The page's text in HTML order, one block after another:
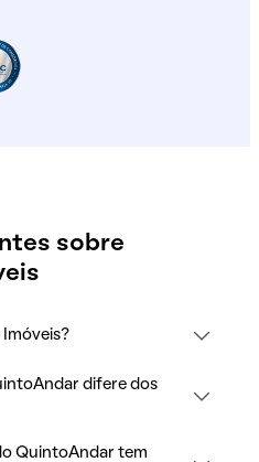
sobre
difere dos
QuintoAndar tem